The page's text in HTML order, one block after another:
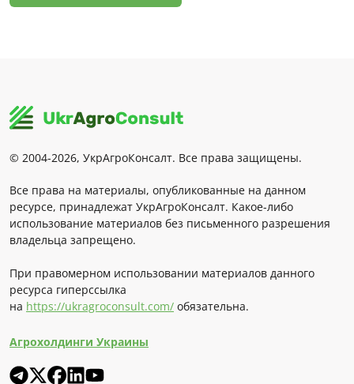
© 2004-2026, УкрАгроКонсалт. Все права защищены.
Все права на материалы, опубликованные на данном
ресурсе, принадлежат УкрАгроКонсалт. Какое-либо
использование материалов без письменного разрешения
владельца запрещено.
При правомерном использовании материалов данного
ресурса гиперссылка
на https://ukragroconsult.com/ обязательна.
Агрохолдинги Украины